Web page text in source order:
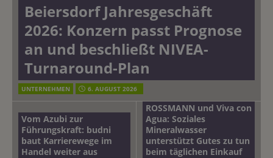
Beiersdorf Jahresgeschäft
2026: Konzern passt Prognose
an und beschließt NIVEA-
Turnaround-Plan
UNTERNEHMEN 6. AUGUST 2026
Vom Azubi zur
Führungskraft: budni
baut Karrierewege im
Handel weiter aus
ROSSMANN und Viva con
Agua: Soziales
Mineralwasser
unterstützt Gutes zu tun
beim täglichen Einkauf